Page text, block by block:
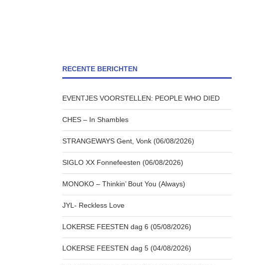
RECENTE BERICHTEN
EVENTJES VOORSTELLEN: PEOPLE WHO DIED
CHES – In Shambles
STRANGEWAYS Gent, Vonk (06/08/2026)
SIGLO XX Fonnefeesten (06/08/2026)
MONOKO – Thinkin’ Bout You (Always)
JYL- Reckless Love
LOKERSE FEESTEN dag 6 (05/08/2026)
LOKERSE FEESTEN dag 5 (04/08/2026)